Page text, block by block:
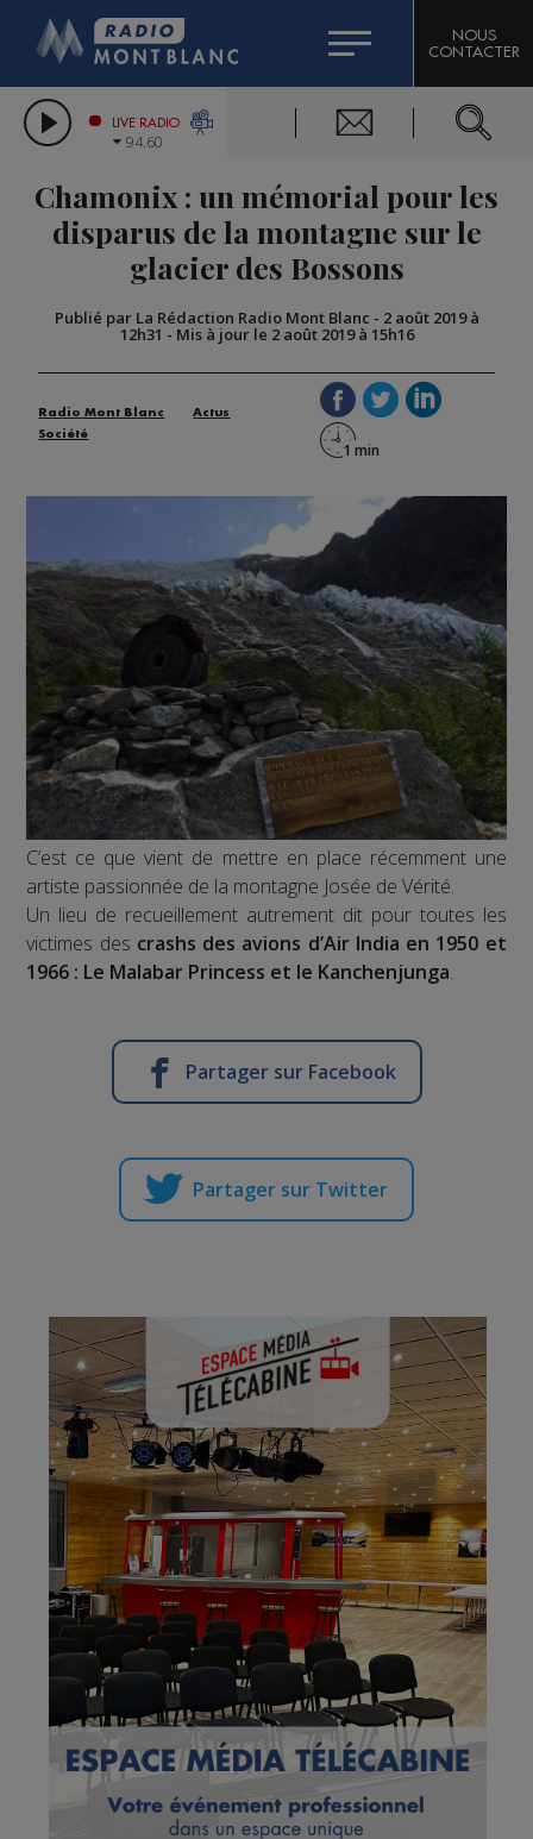
LES CHRONIQUES DE L'EXPERT
CITIZEN MACHINERY
GRAND MASSIF DOMAINES SKIABLES
BIGARD
COMPAGNIE DU MONT-BLANC
NOUS
CONTACTER
LIVE RADIO
94.60
Chamonix : un mémorial pour les
disparus de la montagne sur le
glacier des Bossons
Publié par La Rédaction Radio Mont Blanc - 2 août 2019 à
12h31 - Mis à jour le 2 août 2019 à 15h16
Radio Mont Blanc
Actus
Société
C’est ce que vient de mettre en place récemment une
artiste passionnée de la montagne Josée de Vérité.
Un lieu de recueillement autrement dit pour toutes les
victimes des crashs des avions d’Air India en 1950 et
1966 : Le Malabar Princess et le Kanchenjunga.
Partager sur Facebook
Partager sur Twitter